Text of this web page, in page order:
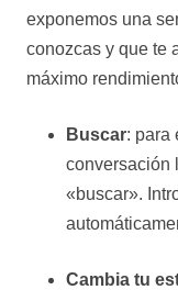
exponemos una
conozcas y que te
máximo
Buscar: para
conversación
«buscar».
Cambia tu